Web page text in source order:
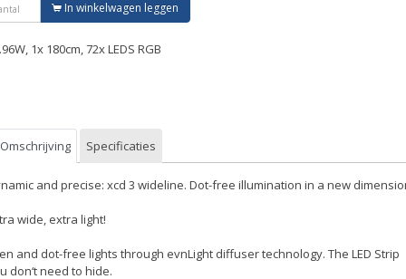
In winkelwagen leggen
1x 180cm, 72x LEDS RGB
Omschrijving Specificaties
and precise: xcd 3 wideline. Dot-free illumination in a new
wide, extra light!
and dot-free lights through evnLight diffuser technology. The LED Strip
don‘t need to hide.